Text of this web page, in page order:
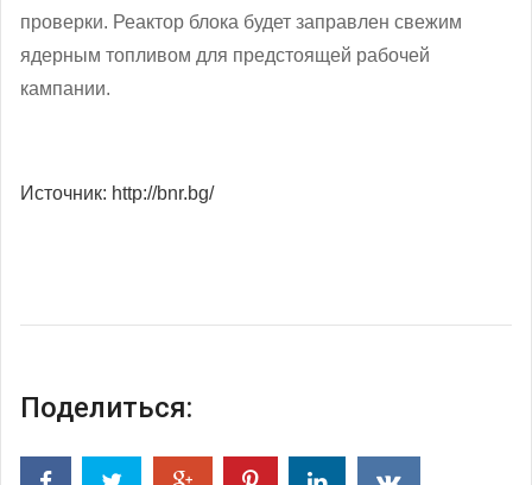
проверки. Реактор блока будет заправлен свежим
ядерным топливом для предстоящей рабочей
кампании.
Источник: http://bnr.bg/
Поделиться: